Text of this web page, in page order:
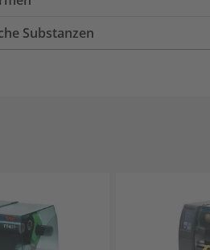
Substanzen